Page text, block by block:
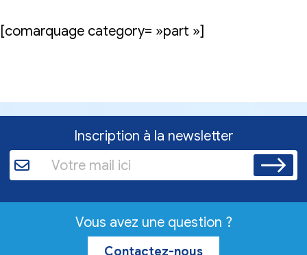
[comarquage category= »part »]
Inscription à la newsletter
Vous avez une question ?
Contactez-nous